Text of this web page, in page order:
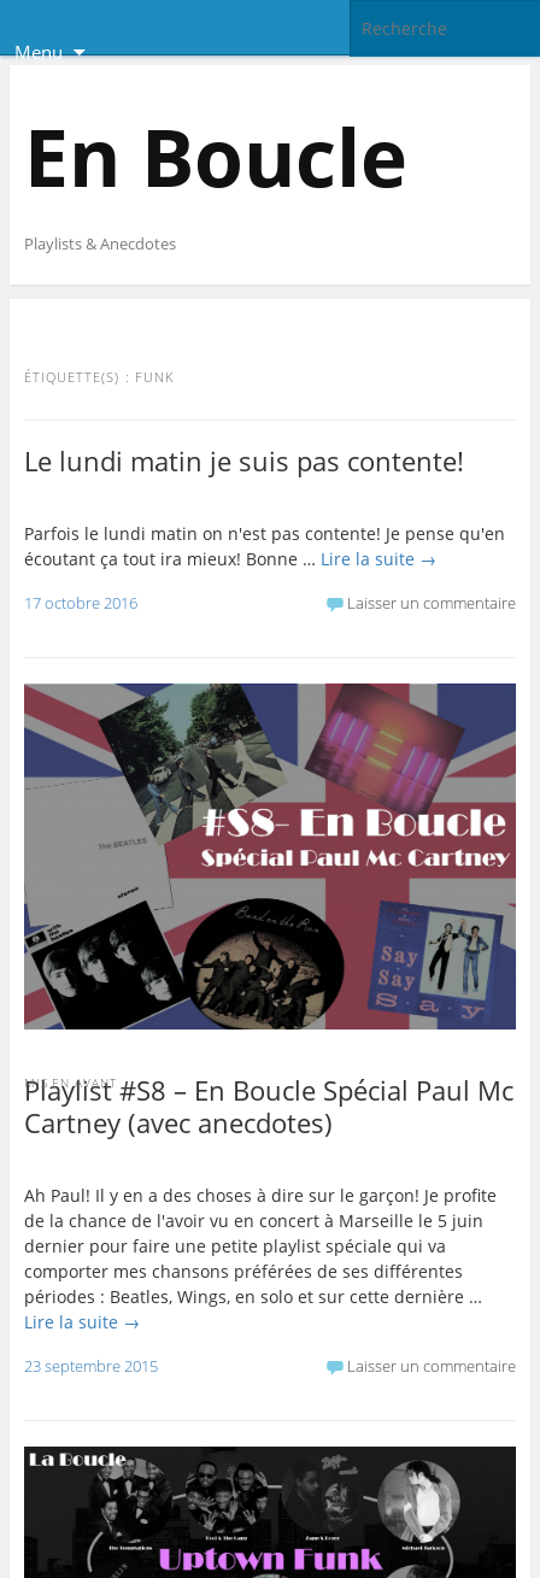
Menu
En Boucle
Playlists & Anecdotes
ÉTIQUETTE(S) : FUNK
Le lundi matin je suis pas contente!
Parfois le lundi matin on n'est pas contente! Je pense qu'en
écoutant ça tout ira mieux! Bonne … Lire la suite →
17 octobre 2016 Laisser un commentaire
Playlist #S8 – En Boucle Spécial Paul Mc
Cartney (avec anecdotes)
MIS EN AVANT
Ah Paul! Il y en a des choses à dire sur le garçon! Je profite
de la chance de l'avoir vu en concert à Marseille le 5 juin
dernier pour faire une petite playlist spéciale qui va
comporter mes chansons préférées de ses différentes
périodes : Beatles, Wings, en solo et sur cette dernière …
Lire la suite →
23 septembre 2015 Laisser un commentaire